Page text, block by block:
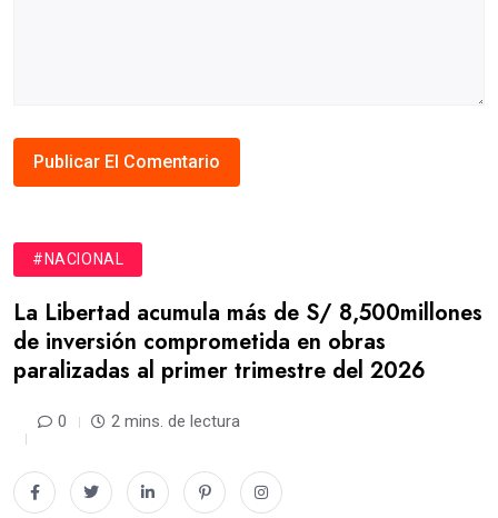
#NACIONAL
La Libertad acumula más de S/ 8,500millones
de inversión comprometida en obras
paralizadas al primer trimestre del 2026
0 2 mins. de lectura